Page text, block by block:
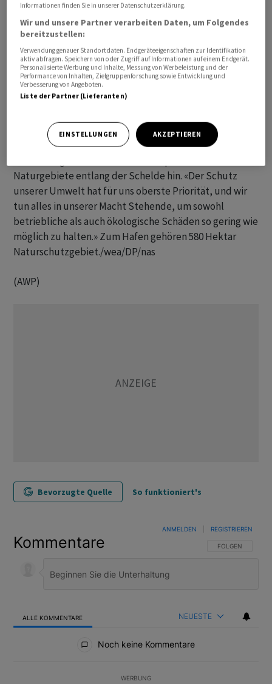
Beim Betanken eines Schiffes sei Öl ausgelaufen. Das Öl
sei zwar gestoppt worden, und die direkt betroffenen
Schiffe wurden gereinigt. Die Verschmutzung habe sich
aber über Nacht weiter im Hafen in Richtung Schelde
ausgebreitet. Der Fluss fliesst aus dem Norden
Frankreichs durch Belgien und die Niederlande in die
Nordsee. Schleusen wurden geschlossen, um zu
Der Hafen bedauerte in einer Mitteilung die
Naturgebiete entlang der Schelde hin. «Der Schutz
unserer Umwelt hat für uns oberste Priorität, und wir
tun alles in unserer Macht Stehende, um sowohl
betriebliche als auch ökologische Schäden so gering wie
möglich zu halten.» Zum Hafen gehören 580 Hektar
Naturschutzgebiet./wea/DP/nas
(AWP)
Bevorzugte Quelle So funktioniert's
Kommentare FOLGE DIESER
FOLGEN
ANMELDEN REGISTRIEREN
ALLE KOMMENTARE NEUESTE
Noch keine Kommentare
WERBUNG
Informationen finden Sie in unserer Datenschutzerklärung.
Wir und unsere Partner verarbeiten Daten, um Folgendes
bereitzustellen:
Verwendung genauer Standortdaten. Endgeräteeigenschaften zur Identifikation
aktiv abfragen. Speichern von oder Zugriff auf Informationen auf einem Endgerät.
Personalisierte Werbung und Inhalte, Messung von Werbeleistung und der
Performance von Inhalten, Zielgruppenforschung sowie Entwicklung und
Verbesserung von Angeboten.
Liste der Partner (Lieferanten)
EINSTELLUNGEN AKZEPTIEREN